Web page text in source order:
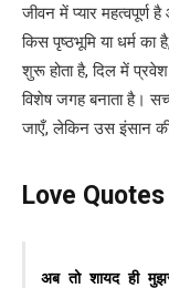
जीवन में प्यार महत्वपूर्ण
किस पृष्ठभूमि या धर्म का
शुरू होता है, दिल में
विशेष जगह बनाता है।
जाएँ, लेकिन उस इंसान की
Love
अब तो शायद ही